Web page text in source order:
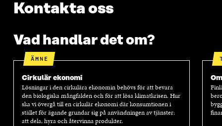
Kontakta oss
Vad handlar det om?
ÄMNE
Cirkulär ekonomi
Lösningar i den cirkulära ekonomin behövs för att bevara
den biologiska mångfalden och för att lösa klimatkrisen. Hur
ska vi övergå till en cirkulär ekonomi där konsumtionen i
stället för ägande grundar sig på användningen av tjänster:
att dela, hyra och återvinna produkter.